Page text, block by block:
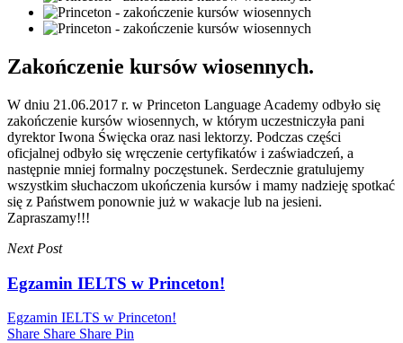
Zakończenie kursów wiosennych.
W dniu 21.06.2017 r. w Princeton Language Academy odbyło się
zakończenie kursów wiosennych, w którym uczestniczyła pani
dyrektor Iwona Święcka oraz nasi lektorzy. Podczas części
oficjalnej odbyło się wręczenie certyfikatów i zaświadczeń, a
następnie mniej formalny poczęstunek. Serdecznie gratulujemy
wszystkim słuchaczom ukończenia kursów i mamy nadzieję spotkać
się z Państwem ponownie już w wakacje lub na jesieni.
Zapraszamy!!!
Next Post
Egzamin IELTS w Princeton!
Egzamin IELTS w Princeton!
Share
Share Share Share Pin